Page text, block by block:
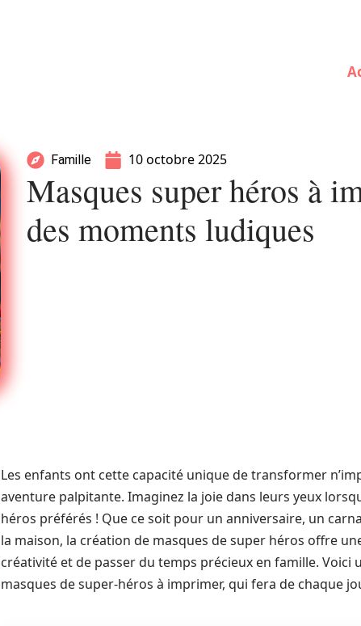
Famille 10 octobre 2025
Masques super héros à
des moments ludiques
Les enfants ont cette capacité unique de transformer
aventure palpitante. Imaginez la joie dans leurs yeux
héros préférés ! Que ce soit pour un anniversaire, un
la maison, la création de masques de super héros offre
créativité et de passer du temps précieux en famille.
masques de super-héros à imprimer, qui fera de chaque